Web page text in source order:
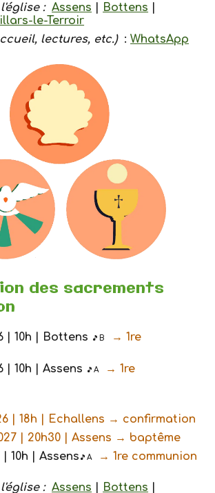
: Assens Bottens
le-Terroir
lectures, etc.) :WhatsApp
des sacrements
| 10h | Bottens 🎵 B
→ 1re
| 10h | Assens
🎵A
→ 1re
6 | 18h | Echallens → confirmation
| 20h30 |Assens → baptême
| 10h |Assens 🎵A → 1re communion
: Assens Bottens